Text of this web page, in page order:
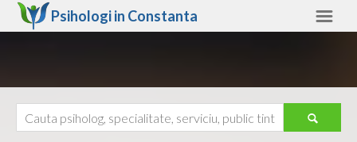
Psihologi in Constanta
Ajutor